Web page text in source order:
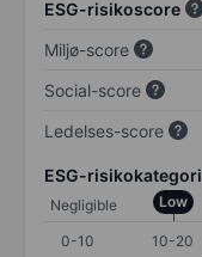
ESG-risikoscore
Miljø-score
Social-score
Ledelses-score
ESG-risikokategori
Negligible Low
0-10
10-20